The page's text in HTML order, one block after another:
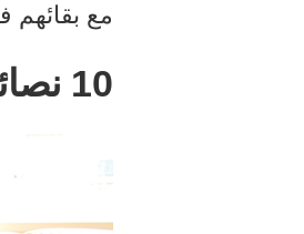
مع بقائهم
10 نصائح لدعم كبار السن نفسياً